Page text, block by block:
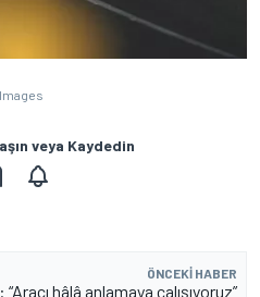
veya Kaydedin
ÖNCEKI HABER
hâlâ anlamaya çalışıyoruz”